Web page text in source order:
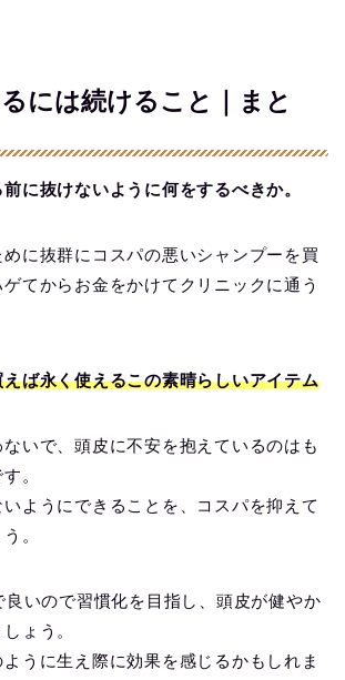
には続けること｜まと
に抜けないように何をするべきか。
に抜群にコスパの悪いシャンプーを買
てからお金をかけてクリニックに通う
ば永く使えるこの素晴らしいアイテム
いで、頭皮に不安を抱えているのはも
。
ようにできることを、コスパを抑えて
。
良いので習慣化を目指し、頭皮が健やか
ょう。
うに生え際に効果を感じるかもしれま